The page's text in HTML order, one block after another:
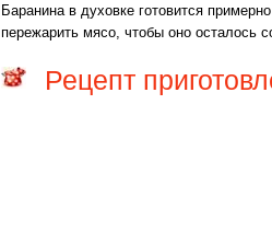
Баранина в духовке готовится
пережарить мясо, чтобы оно
Рецепт